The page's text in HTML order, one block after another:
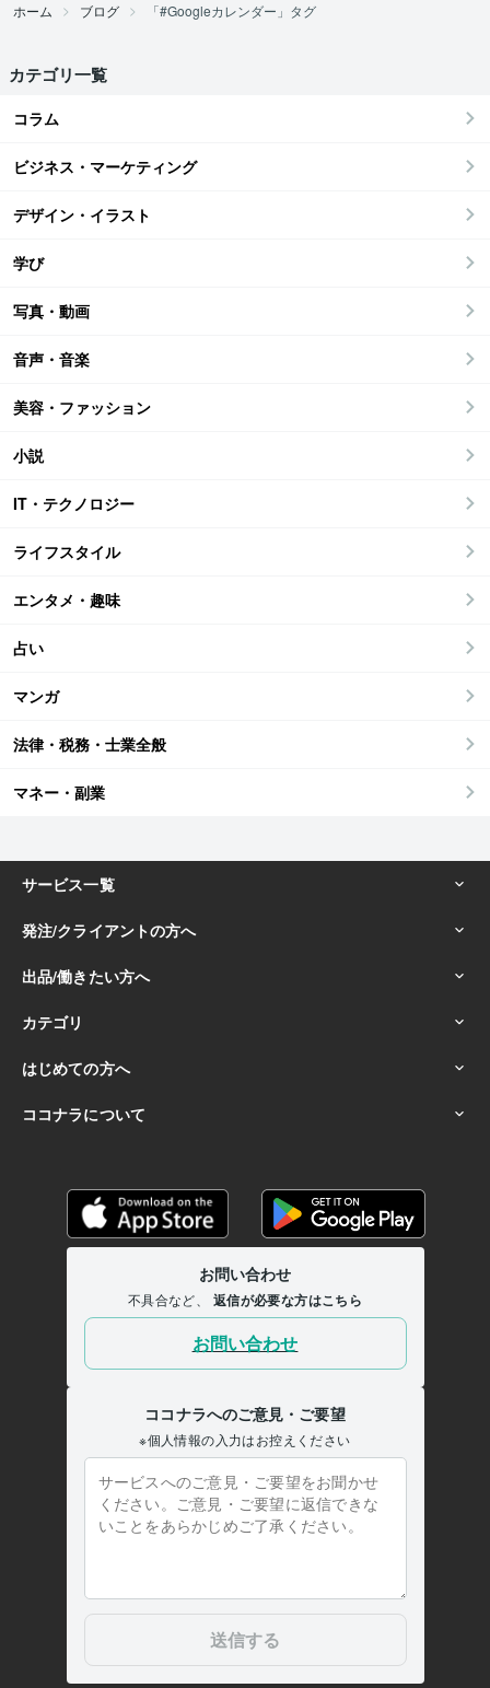
ホーム ブログ 「#Googleカレンダー」タグ
カテゴリ一覧
コラム
ビジネス・マーケティング
デザイン・イラスト
学び
写真・動画
音声・音楽
美容・ファッション
小説
IT・テクノロジー
ライフスタイル
エンタメ・趣味
占い
マンガ
法律・税務・士業全般
マネー・副業